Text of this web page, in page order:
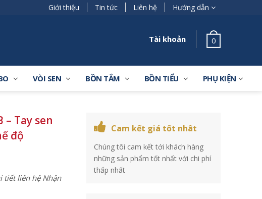
Giới thiệu Tin tức Liên hệ Hướng dẫn
Tài khoản 0
VÒI SEN BỒN TẮM BỒN TIỂU PHỤ KIỆN
– Tay sen
độ
tiết liên hệ Nhận
Cam kết giá tốt nhât
Chúng tôi cam kết tới khách hàng
những sản phẩm tốt nhất với chi phí
thấp nhất